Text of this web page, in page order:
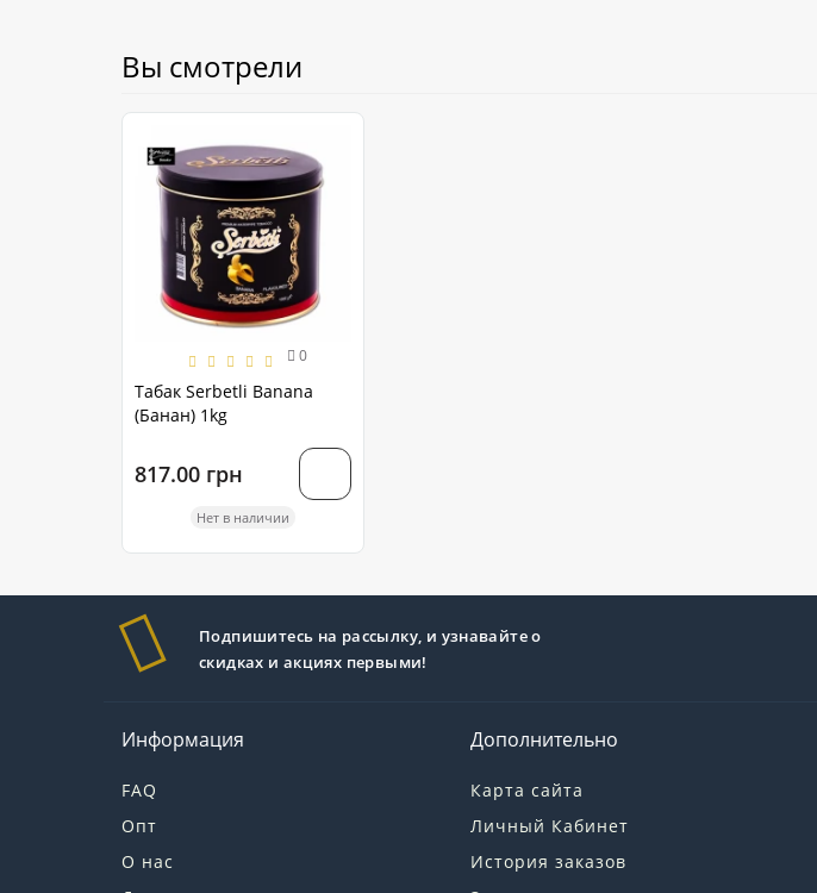
Вы смотрели
0
Табак Serbetli Banana
(Банан) 1kg
817.00 грн
Нет в наличии
Подпишитесь на рассылку, и узнавайте о
скидках и акциях первыми!
Информация
FAQ
Опт
О нас
Дополнительно
Карта сайта
Личный Кабинет
История заказов